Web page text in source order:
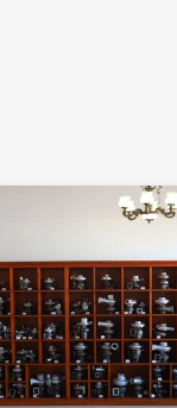
مشتری بالاترین